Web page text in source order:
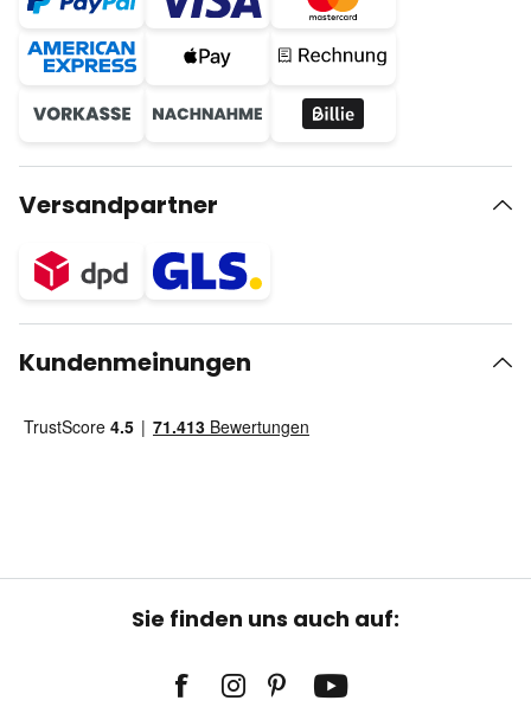
Versandpartner
Kundenmeinungen
Sie finden uns auch auf: